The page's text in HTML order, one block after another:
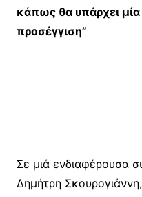
κάπως θα υπάρχει
προσέγγιση”
Σε μιά ενδιαφέρουσα
Δημήτρη